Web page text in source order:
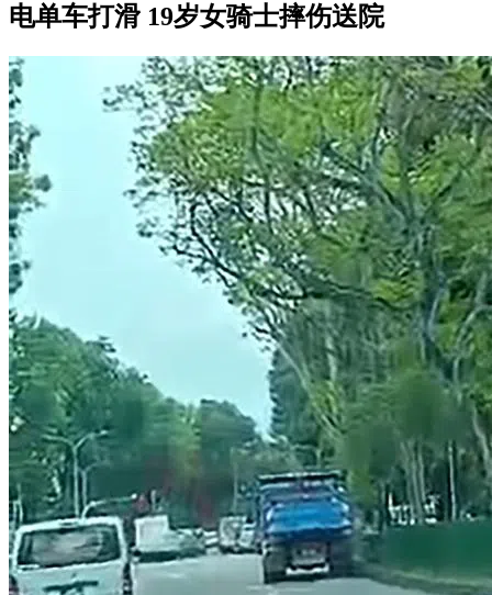
电单车打滑 19岁女骑士摔伤送院